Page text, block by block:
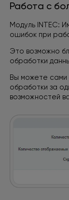
Работа с
Модуль INTEC:
ошибок при
Это возможно
обработки
Вы можете сами
обработки за
возможностей